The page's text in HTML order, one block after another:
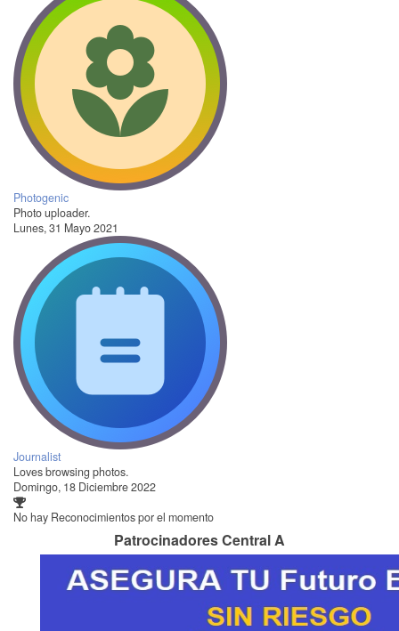
Photogenic
Photo uploader.
Lunes, 31 Mayo 2021
Journalist
Loves browsing photos.
Domingo, 18 Diciembre 2022
No hay Reconocimientos por el momento
Patrocinadores Central A